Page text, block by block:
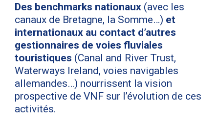
Des benchmarks nationaux (avec les
canaux de Bretagne, la Somme…) et
internationaux au contact d’autres
gestionnaires de voies fluviales
touristiques (Canal and River Trust,
Waterways Ireland, voies navigables
allemandes…) nourrissent la vision
prospective de VNF sur l’évolution de ces
activités.